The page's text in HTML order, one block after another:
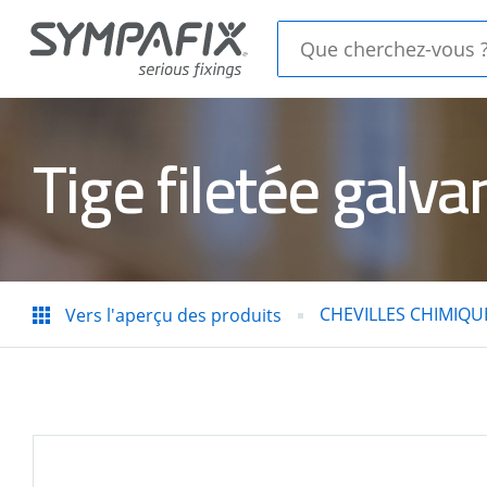
CHEVILLES
CHIMIQUES
épines
Tige filetée
Vers l'aperçu des produits CHEVILLES